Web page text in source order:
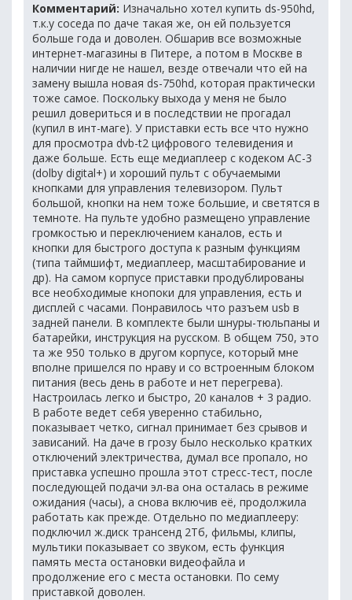
Комментарий: Изначально хотел купить ds-950hd,
т.к.у соседа по даче такая же, он ей пользуется
больше года и доволен. Обшарив все возможные
интернет-магазины в Питере, а потом в Москве в
наличии нигде не нашел, везде отвечали что ей на
замену вышла новая ds-750hd, которая практически
тоже самое. Поскольку выхода у меня не было
решил довериться и в последствии не прогадал
(купил в инт-маге). У приставки есть все что нужно
для просмотра dvb-t2 цифрового телевидения и
даже больше. Есть еще медиаплеер с кодеком АС-3
(dolby digital+) и хороший пульт с обучаемыми
кнопками для управления телевизором. Пульт
большой, кнопки на нем тоже большие, и светятся в
темноте. На пульте удобно размещено управление
громкостью и переключением каналов, есть и
кнопки для быстрого доступа к разным функциям
(типа таймшифт, медиаплеер, масштабирование и
др). На самом корпусе приставки продублированы
все необходимые кнопоки для управления, есть и
дисплей с часами. Понравилось что разъем usb в
задней панели. В комплекте были шнуры-тюльпаны и
батарейки, инструкция на русском. В общем 750, это
та же 950 только в другом корпусе, который мне
вполне пришелся по нраву и со встроенным блоком
питания (весь день в работе и нет перегрева).
Настроилась легко и быстро, 20 каналов + 3 радио.
В работе ведет себя уверенно стабильно,
показывает четко, сигнал принимает без срывов и
зависаний. На даче в грозу было несколько кратких
отключений электричества, думал все пропало, но
приставка успешно прошла этот стресс-тест, после
последующей подачи эл-ва она осталась в режиме
ожидания (часы), а снова включив её, продолжила
работать как прежде. Отдельно по медиаплееру:
подключил ж.диск трансенд 2Тб, фильмы, клипы,
мультики показывает со звуком, есть функция
память места остановки видеофайла и
продолжение его с места остановки. По сему
приставкой доволен.